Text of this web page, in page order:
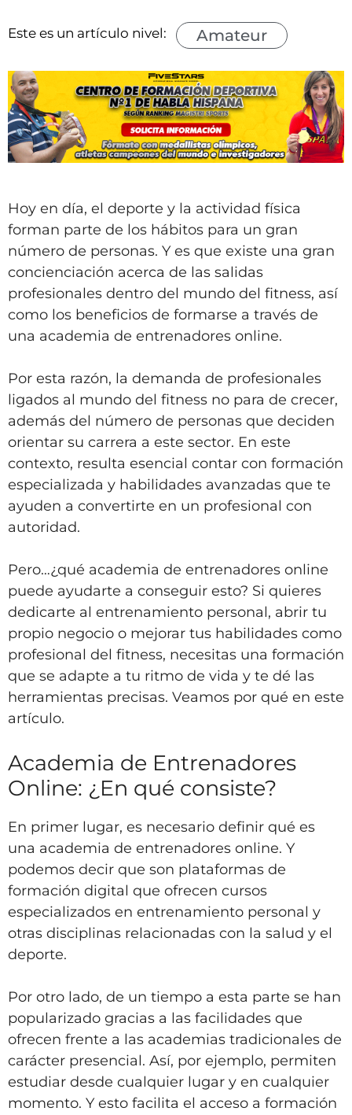
Este es un artículo nivel: Amateur
Hoy en día, el deporte y la actividad física
forman parte de los hábitos para un gran
número de personas. Y es que existe una gran
concienciación acerca de las salidas
profesionales dentro del mundo del fitness, así
como los beneficios de formarse a través de
una academia de entrenadores online.
Por esta razón, la demanda de profesionales
ligados al mundo del fitness no para de crecer,
además del número de personas que deciden
orientar su carrera a este sector. En este
contexto, resulta esencial contar con formación
especializada y habilidades avanzadas que te
ayuden a convertirte en un profesional con
autoridad.
Pero…¿qué academia de entrenadores online
puede ayudarte a conseguir esto? Si quieres
dedicarte al entrenamiento personal, abrir tu
propio negocio o mejorar tus habilidades como
profesional del fitness, necesitas una formación
que se adapte a tu ritmo de vida y te dé las
herramientas precisas. Veamos por qué en este
artículo.
Academia de Entrenadores
Online: ¿En qué consiste?
En primer lugar, es necesario definir qué es
una academia de entrenadores online. Y
podemos decir que son plataformas de
formación digital que ofrecen cursos
especializados en entrenamiento personal y
otras disciplinas relacionadas con la salud y el
deporte.
Por otro lado, de un tiempo a esta parte se han
popularizado gracias a las facilidades que
ofrecen frente a las academias tradicionales de
carácter presencial. Así, por ejemplo, permiten
estudiar desde cualquier lugar y en cualquier
momento. Y esto facilita el acceso a formación